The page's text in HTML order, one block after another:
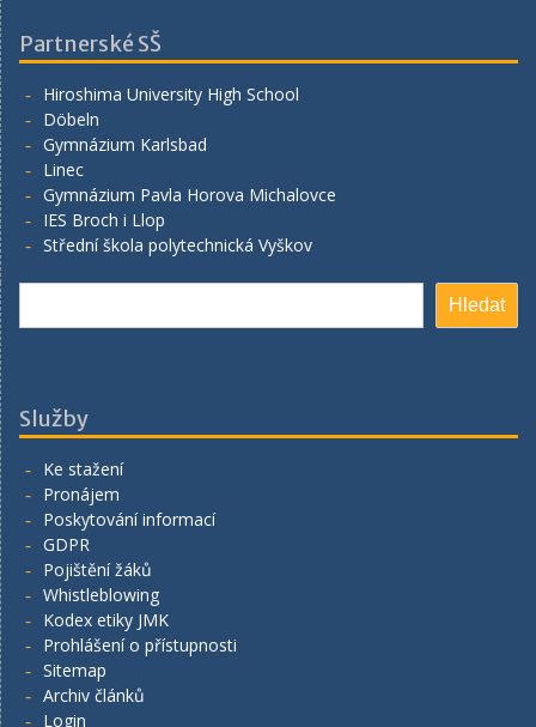
Partnerské SŠ
Hiroshima University High School
Döbeln
Gymnázium Karlsbad
Linec
Gymnázium Pavla Horova Michalovce
IES Broch i Llop
Střední škola polytechnická Vyškov
Hledat
Služby
Ke stažení
Pronájem
Poskytování informací
GDPR
Pojištění žáků
Whistleblowing
Kodex etiky JMK
Prohlášení o přístupnosti
Sitemap
Archiv článků
Login